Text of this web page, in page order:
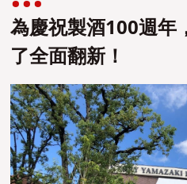
為慶祝製酒100週年
了全面翻新！